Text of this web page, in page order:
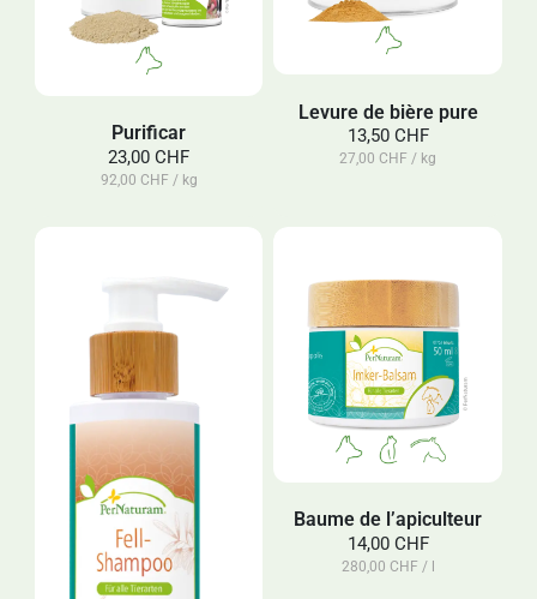
Purificar
23,00 CHF
92,00 CHF / kg
Levure de bière pure
13,50 CHF
27,00 CHF / kg
Baume de l’apiculteur
14,00 CHF
280,00 CHF / l